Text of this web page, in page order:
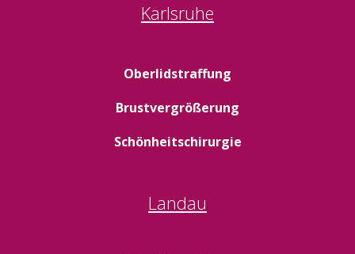
Karlsruhe
Oberlidstraffung
Brustvergrößerung
Schönheitschirurgie
Landau